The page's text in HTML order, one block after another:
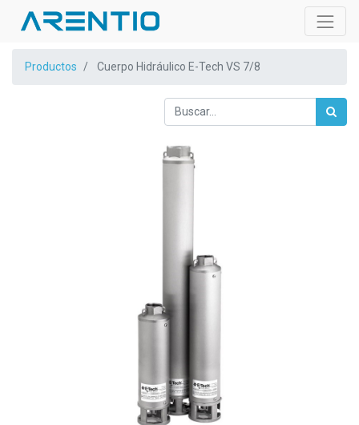
Productos Cuerpo Hidráulico E-Tech VS 7/8